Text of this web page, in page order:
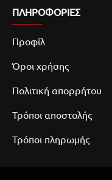
ΠΛΗΡΟΦΟΡΙΕΣ
Προφίλ
Όροι χρήσης
Πολιτική απορρήτου
Τρόποι αποστολής
Τρόποι πληρωμής